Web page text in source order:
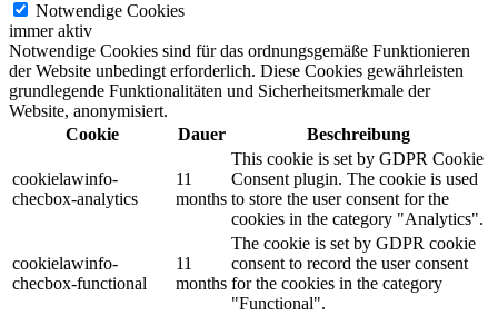
Notwendige Cookies
immer aktiv
Notwendige Cookies sind für das ordnungsgemäße Funktionieren
der Website unbedingt erforderlich. Diese Cookies gewährleisten
grundlegende Funktionalitäten und Sicherheitsmerkmale der
Website, anonymisiert.
Cookie
Dauer Beschreibung
cookielawinfo-
checbox-analytics
11
months
This cookie is set by GDPR Cookie
Consent plugin. The cookie is used
to store the user consent for the
cookies in the category "Analytics".
cookielawinfo-
checbox-functional
11
months
The cookie is set by GDPR cookie
consent to record the user consent
for the cookies in the category
"Functional".